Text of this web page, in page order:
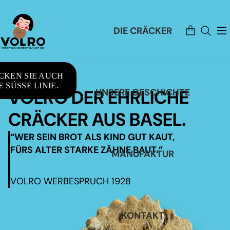
DIE CRÄCKER
UNSERE GESCHICHTE
MANUFAKTUR
KONTAKT
Artikel
im
Warenkorb
SIE AUCH
SÜSSE LINIE.
VOLRO DER EHRLICHE
CRÄCKER AUS BASEL.
“WER SEIN BROT ALS KIND GUT KAUT,
FÜRS ALTER STARKE ZÄHNE BAUT.”
VOLRO WERBESPRUCH 1928